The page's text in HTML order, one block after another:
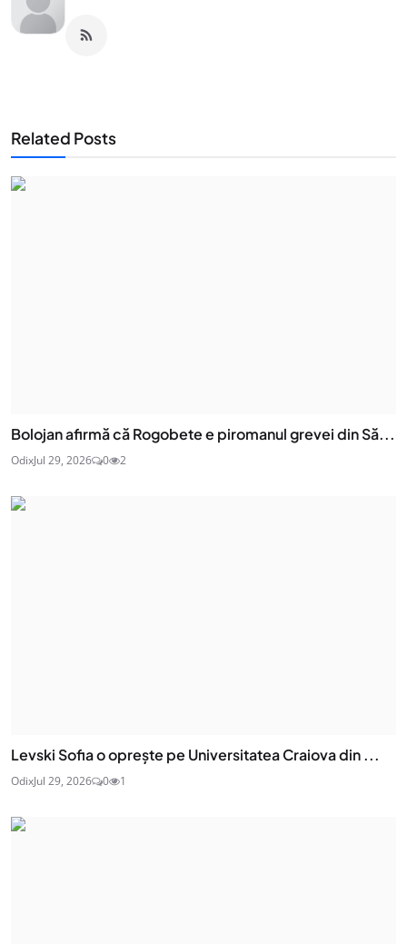
Related Posts
Bolojan afirmă că Rogobete e piromanul grevei din Să...
OdixJul 29, 2026 0 2
Levski Sofia o oprește pe Universitatea Craiova din ...
OdixJul 29, 2026 0 1